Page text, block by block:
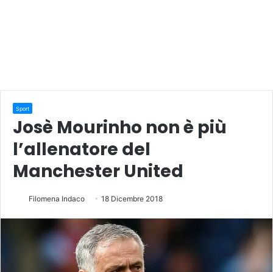
Sport
Josè Mourinho non è più
l’allenatore del
Manchester United
Filomena Indaco 18 Dicembre 2018